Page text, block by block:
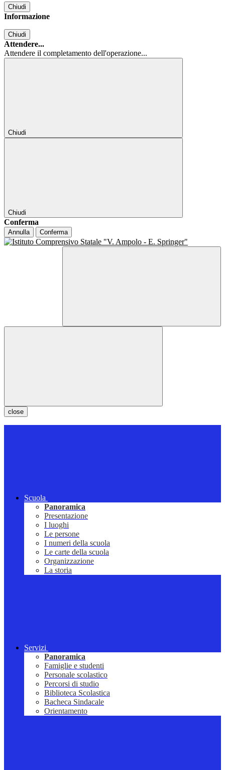
Chiudi
Informazione
Chiudi
Attendere...
Attendere il completamento dell'operazione...
Chiudi
Chiudi
Conferma
Annulla Conferma
close
Scuola
Panoramica
Presentazione
I luoghi
Le persone
I numeri della scuola
Le carte della scuola
Organizzazione
La storia
Servizi
Panoramica
Famiglie e studenti
Personale scolastico
Percorsi di studio
Biblioteca Scolastica
Bacheca Sindacale
Orientamento